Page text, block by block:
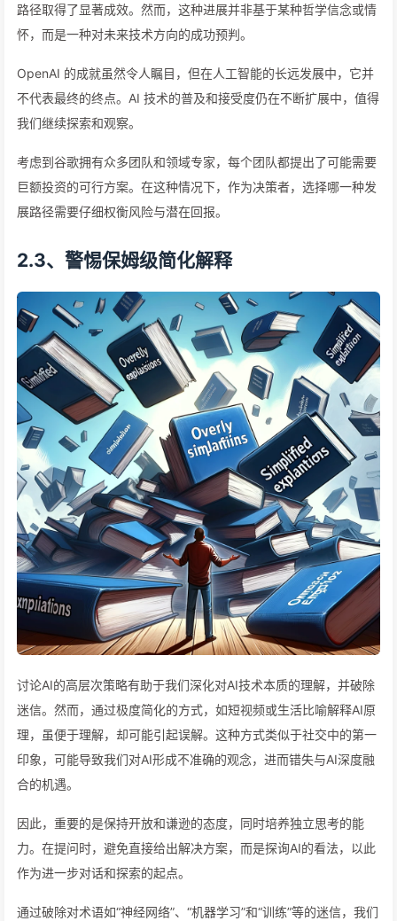
路径取得了显著成效。然而，这种进展并非基于某种哲学信念或情
怀，而是一种对未来技术方向的成功预判。
OpenAI 的成就虽然令人瞩目，但在人工智能的长远发展中，它并
不代表最终的终点。AI 技术的普及和接受度仍在不断扩展中，值得
我们继续探索和观察。
考虑到谷歌拥有众多团队和领域专家，每个团队都提出了可能需要
巨额投资的可行方案。在这种情况下，作为决策者，选择哪一种发
展路径需要仔细权衡风险与潜在回报。
2.3、警惕保姆级简化解释
讨论AI的高层次策略有助于我们深化对AI技术本质的理解，并破除
迷信。然而，通过极度简化的方式，如短视频或生活比喻解释AI原
理，虽便于理解，却可能引起误解。这种方式类似于社交中的第一
印象，可能导致我们对AI形成不准确的观念，进而错失与AI深度融
合的机遇。
因此，重要的是保持开放和谦逊的态度，同时培养独立思考的能
力。在提问时，避免直接给出解决方案，而是探询AI的看法，以此
作为进一步对话和探索的起点。
通过破除对术语如“神经网络”、“机器学习”和“训练”等的迷信，我们